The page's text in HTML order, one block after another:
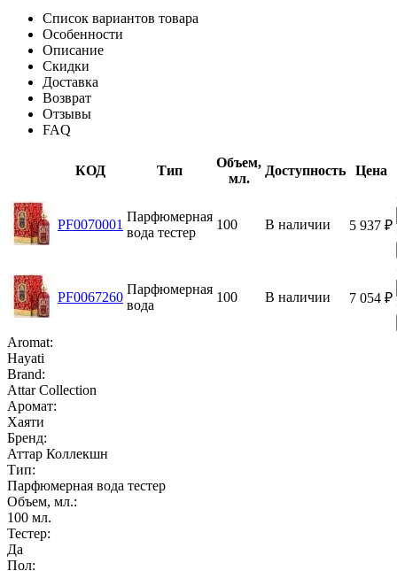
Список вариантов товара
Особенности
Описание
Скидки
Доставка
Возврат
Отзывы
FAQ
КОД Тип
Объем,
мл.
Доступность Цена
PF0070001
Парфюмерная
вода тестер
100 В наличии 5 937 ₽
PF0067260
Парфюмерная
вода
100 В наличии 7 054 ₽
Aromat:
Hayati
Brand:
Attar Collection
Аромат:
Хаяти
Бренд:
Аттар Коллекшн
Тип:
Парфюмерная вода тестер
Объем, мл.:
100 мл.
Тестер:
Да
Пол: